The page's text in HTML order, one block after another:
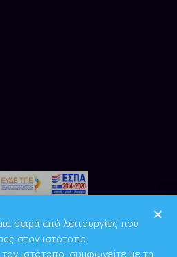
σειρά από λειτουργίες που
στον ιστότοπο.
ιστότοπο, συμφωνείτε με τη